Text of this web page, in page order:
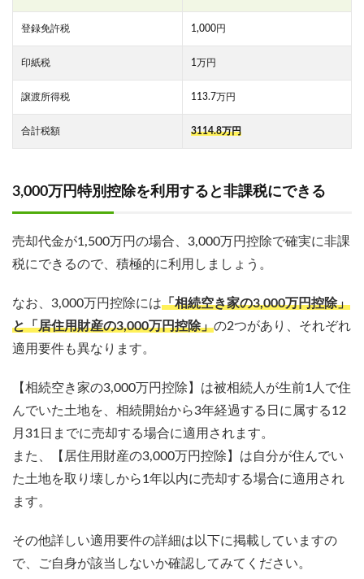
登録免許税 1,000円
印紙税 1万円
譲渡所得税 113.7万円
合計税額 3114.8万円
3,000万円特別控除を利用すると非課税にできる
売却代金が1,500万円の場合、3,000万円控除で確実に非課
税にできるので、積極的に利用しましょう。
なお、3,000万円控除には「相続空き家の3,000万円控除」
と「居住用財産の3,000万円控除」の2つがあり、それぞれ
適用要件も異なります。
【相続空き家の3,000万円控除】は被相続人が生前1人で住
んでいた土地を、相続開始から3年経過する日に属する12
月31日までに売却する場合に適用されます。
また、【居住用財産の3,000万円控除】は自分が住んでい
た土地を取り壊しから1年以内に売却する場合に適用され
ます。
その他詳しい適用要件の詳細は以下に掲載していますの
で、ご自身が該当しないか確認してみてください。